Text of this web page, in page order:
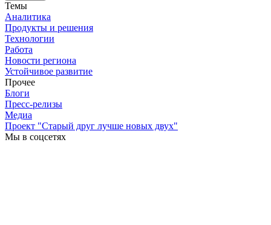
Темы
Аналитика
Продукты и решения
Технологии
Работа
Новости региона
Устойчивое развитие
Прочее
Блоги
Пресс-релизы
Медиа
Проект "Старый друг лучше новых двух"
Мы в соцсетях